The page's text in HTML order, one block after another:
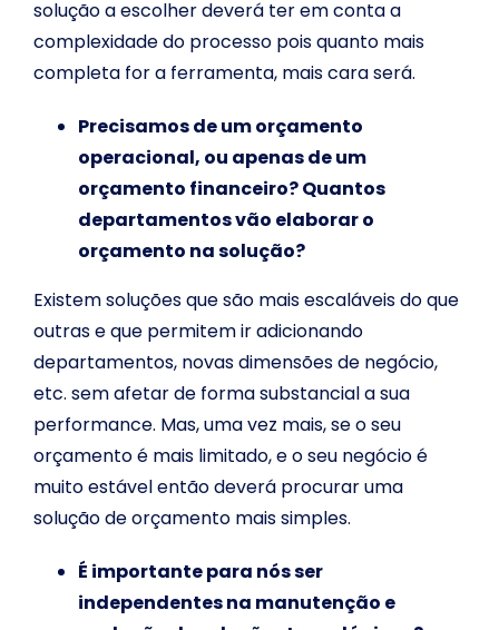
solução a escolher deverá ter em conta a
complexidade do processo pois quanto mais
completa for a ferramenta, mais cara será.
Precisamos de um orçamento
operacional, ou apenas de um
orçamento financeiro? Quantos
departamentos vão elaborar o
orçamento na solução?
Existem soluções que são mais escaláveis do que
outras e que permitem ir adicionando
departamentos, novas dimensões de negócio,
etc. sem afetar de forma substancial a sua
performance. Mas, uma vez mais, se o seu
orçamento é mais limitado, e o seu negócio é
muito estável então deverá procurar uma
solução de orçamento mais simples.
É importante para nós ser
independentes na manutenção e